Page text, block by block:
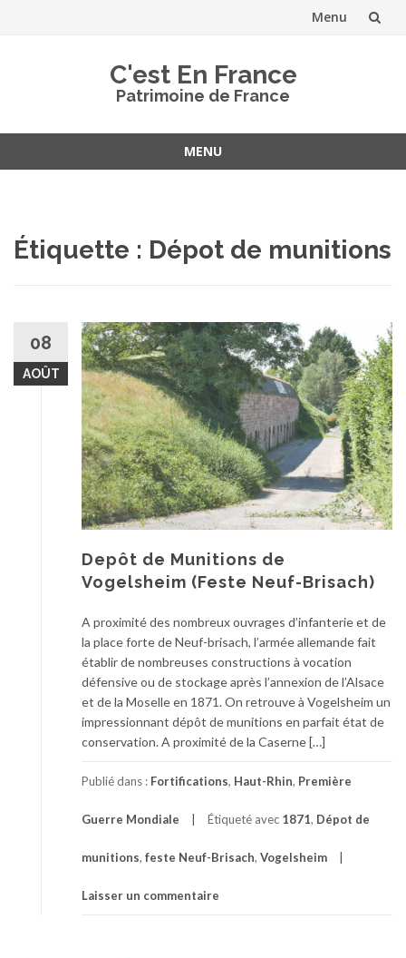
Menu
C'est En France
Patrimoine de France
MENU
Étiquette : Dépot de munitions
08
AOÛT
Depôt de Munitions de
Vogelsheim (Feste Neuf-Brisach)
A proximité des nombreux ouvrages d’infanterie et de
la place forte de Neuf-brisach, l’armée allemande fait
établir de nombreuses constructions à vocation
défensive ou de stockage après l’annexion de l’Alsace
et de la Moselle en 1871. On retrouve à Vogelsheim un
impressionnant dépôt de munitions en parfait état de
conservation. A proximité de la Caserne […]
Publié dans : Fortifications, Haut-Rhin, Première
Guerre Mondiale Étiqueté avec 1871, Dépot de
munitions, feste Neuf-Brisach, Vogelsheim
Laisser un commentaire